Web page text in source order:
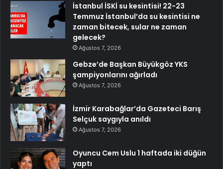
İstanbul İSKİ su kesintisi! 22-23
Temmuz İstanbul’da su kesintisi ne
zaman bitecek, sular ne zaman
gelecek?
Ağustos 7, 2026
Gebze’de Başkan Büyükgöz YKS
şampiyonlarını ağırladı
Ağustos 7, 2026
İzmir Karabağlar’da Gazeteci Barış
Selçuk saygıyla anıldı
Ağustos 7, 2026
Oyuncu Cem Uslu 1 haftada iki düğün
yaptı